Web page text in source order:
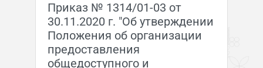
Приказ № 1314/01-03 от
30.11.2020 г. "Об утверждении
Положения об организации
предоставления
общедоступного и